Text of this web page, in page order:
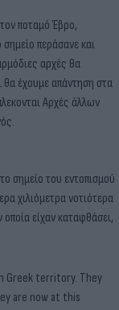
ποταμό Έβρο,
περάσανε και
αρχές θα
θα έχουμε απάντηση στα
Αρχές άλλων
σημείο του εντοπισμού
χιλιόμετρα νοτιότερα
οποία είχαν καταφθάσει,
Greek territory. They
are now at this